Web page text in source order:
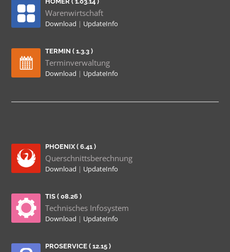
Warenwirtschaft
Download | UpdateInfo
TERMIN ( 1.3.3 )
Terminverwaltung
Download | UpdateInfo
PHOENIX ( 6.41 )
Querschnittsberechnung
Download | UpdateInfo
TIS ( 08.26 )
Technisches Infosystem
Download | UpdateInfo
PROSERVICE ( 12.15 )